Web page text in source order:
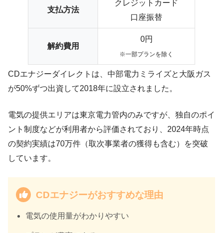
支払方法
クレジットカード
口座振替
解約費用
0円
※一部プランを除く
CDエナジーダイレクトは、中部電力ミライズと大阪ガス
が50%ずつ出資して2018年に設立されました。
電気の提供エリアは東京電力管内のみですが、独自のポイ
ント制度などが利用者から評価されており、2024年時点
の契約実績は70万件（取次事業者の獲得も含む）を突破
しています。
CDエナジーがおすすめな理由
電気の使用量がわかりやすい